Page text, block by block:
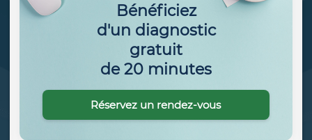
Bénéficiez
d'un diagnostic
gratuit
de 20 minutes
Réservez un rendez-vous